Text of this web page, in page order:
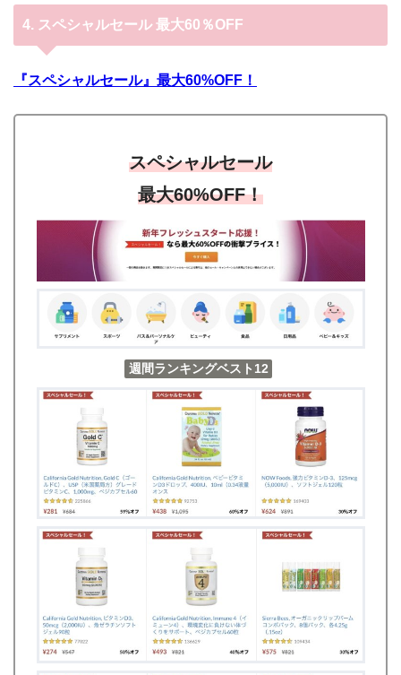
4. スペシャルセール 最大60％OFF
『スペシャルセール』最大60%OFF！
スペシャルセール
最大60%OFF！
週間ランキングベスト12